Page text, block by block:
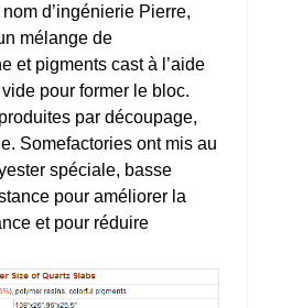
d’ingénierie Pierre,
mélange de
et pigments cast à l’aide
pour former le bloc.
par découpage,
Somefactories ont mis au
spéciale, basse
pour améliorer la
et pour réduire